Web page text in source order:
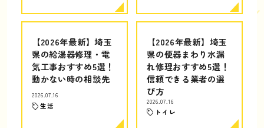
【2026年最新】埼玉
県の給湯器修理・電
気工事おすすめ5選！
動かない時の相談先
2026.07.16
生活
【2026年最新】埼玉
県の便器まわり水漏
れ修理おすすめ5選！
信頼できる業者の選
び方
2026.07.16
トイレ